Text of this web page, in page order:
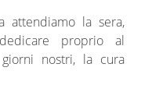
attendiamo la sera,
proprio al
nostri, la cura